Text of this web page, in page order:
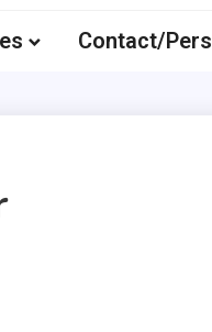
Contact/Pers